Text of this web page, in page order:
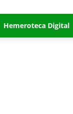
Hemeroteca Digital